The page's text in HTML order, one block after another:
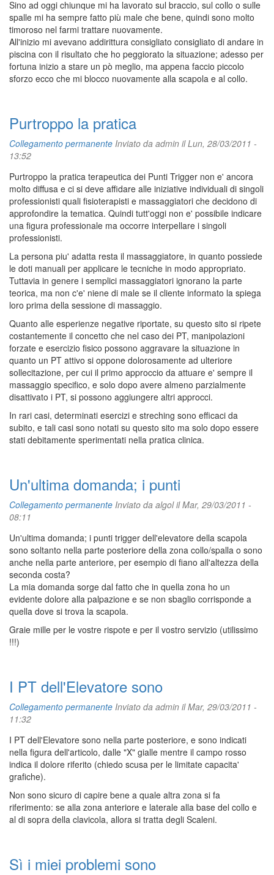
Sino ad oggi chiunque mi ha lavorato sul braccio, sul collo o sulle
spalle mi ha sempre fatto più male che bene, quindi sono molto
timoroso nel farmi trattare nuovamente.
All'inizio mi avevano addirittura consigliato consigliato di andare in
piscina con il risultato che ho peggiorato la situazione; adesso per
fortuna inizio a stare un pò meglio, ma appena faccio piccolo
sforzo ecco che mi blocco nuovamente alla scapola e al collo.
Purtroppo la pratica
Collegamento permanente Inviato da admin il Lun, 28/03/2011 -
13:52
Purtroppo la pratica terapeutica dei Punti Trigger non e' ancora
molto diffusa e ci si deve affidare alle iniziative individuali di singoli
professionisti quali fisioterapisti e massaggiatori che decidono di
approfondire la tematica. Quindi tutt'oggi non e' possibile indicare
una figura professionale ma occorre interpellare i singoli
professionisti.
La persona piu' adatta resta il massaggiatore, in quanto possiede
le doti manuali per applicare le tecniche in modo appropriato.
Tuttavia in genere i semplici massaggiatori ignorano la parte
teorica, ma non c'e' niene di male se il cliente informato la spiega
loro prima della sessione di massaggio.
Quanto alle esperienze negative riportate, su questo sito si ripete
costantemente il concetto che nel caso dei PT, manipolazioni
forzate e esercizio fisico possono aggravare la situazione in
quanto un PT attivo si oppone dolorosamente ad ulteriore
sollecitazione, per cui il primo approccio da attuare e' sempre il
massaggio specifico, e solo dopo avere almeno parzialmente
disattivato i PT, si possono aggiungere altri approcci.
In rari casi, determinati esercizi e streching sono efficaci da
subito, e tali casi sono notati su questo sito ma solo dopo essere
stati debitamente sperimentati nella pratica clinica.
Un'ultima domanda; i punti
Collegamento permanente Inviato da algolil Mar, 29/03/2011 -
08:11
Un'ultima domanda; i punti trigger dell'elevatore della scapola
sono soltanto nella parte posteriore della zona collo/spalla o sono
anche nella parte anteriore, per esempio di fiano all'altezza della
seconda costa?
La mia domanda sorge dal fatto che in quella zona ho un
evidente dolore alla palpazione e se non sbaglio corrisponde a
quella dove si trova la scapola.
Graie mille per le vostre rispote e per il vostro servizio (utilissimo
!!!)
I PT dell'Elevatore sono
Collegamento permanente Inviato da admin il Mar, 29/03/2011 -
11:32
I PT dell'Elevatore sono nella parte posteriore, e sono indicati
nella figura dell'articolo, dalle "X" gialle mentre il campo rosso
indica il dolore riferito (chiedo scusa per le limitate capacita'
grafiche).
Non sono sicuro di capire bene a quale altra zona si fa
riferimento: se alla zona anteriore e laterale alla base del collo e
al di sopra della clavicola, allora si tratta degli Scaleni.
Sì i miei problemi sono